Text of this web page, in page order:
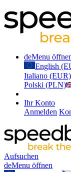
deMenu
English
Italiano (EUR)
Polski (PLN)
Ihr Konto
Anmelden
Aufsuchen
deMenu öffnen